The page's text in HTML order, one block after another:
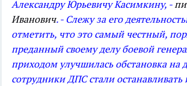
Александру Юрьевичу Касимкину, -
Иванович. - Слежу за его
отметить, что это самый честный,
преданный своему делу боевой
приходом улучшилась обстановка на
сотрудники ДПС стали